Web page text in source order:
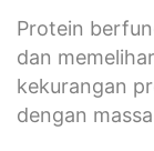
Protein
dan
kekurangan
dengan